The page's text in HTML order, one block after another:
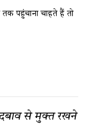
पहुंचाना चाहते हैं तो
दबाव से मुक्त रखने